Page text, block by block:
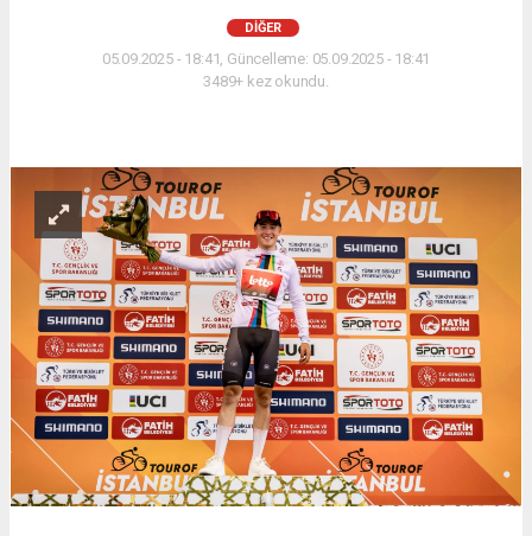
DİĞER
05.09.2025 - 18:41, Güncelleme: 05.09.2025 - 18:41
3489+ kez okundu.